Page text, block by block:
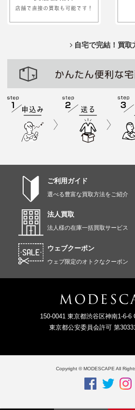
自宅で完結！買取
ご利用ガイド
選べる豊富な買取方法をご紹介
法人買取
法人様の在庫一括買取サービス
ウェブクーポン
ウェブ限定のオトクなクーポン
150-0041 東京都渋谷区神南1-6-6
東京都公安委員会許可 第
Copyright © MODESCAPE All